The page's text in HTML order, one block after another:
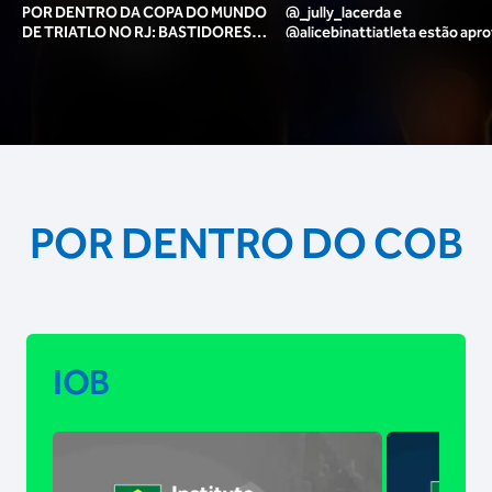
POR DENTRO DA COPA DO MUNDO
DE TRIATLO NO RJ: BASTIDORES,
@_jully_lacerda​ e
@alicebinattiatleta​ estão
POR DENTRO DO COB
IOB